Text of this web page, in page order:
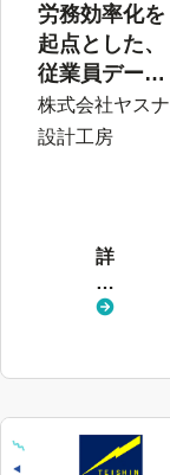
労務効率化を
起点とした、
従業員データ
の一元管理と
人材マネジメ
株式会社ヤスナ
設計工房
詳
し
く